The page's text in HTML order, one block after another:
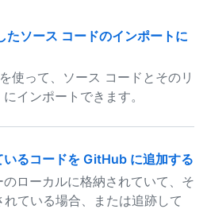
たソース コードのインポートに
使って、ソース コードとそのリ
インポートできます。
いるコードを GitHub に追加する
ローカルに格納されていて、そ
ている場合、または追跡して